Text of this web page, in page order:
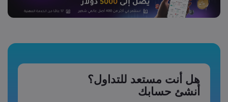
هل أنت مستعد للتداول؟
أنشئ حسابك